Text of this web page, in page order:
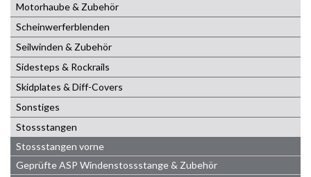
Motorhaube & Zubehör
Scheinwerferblenden
Seilwinden & Zubehör
Sidesteps & Rockrails
Skidplates & Diff-Covers
Sonstiges
Stossstangen
Stossstangen vorne
Geprüfte ASP Windenstossstange & Zubehör